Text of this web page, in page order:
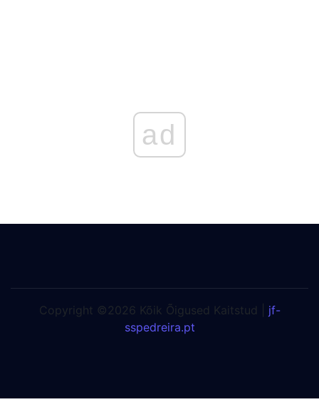
ad
Copyright ©2026 Kõik Õigused Kaitstud | jf-
sspedreira.pt